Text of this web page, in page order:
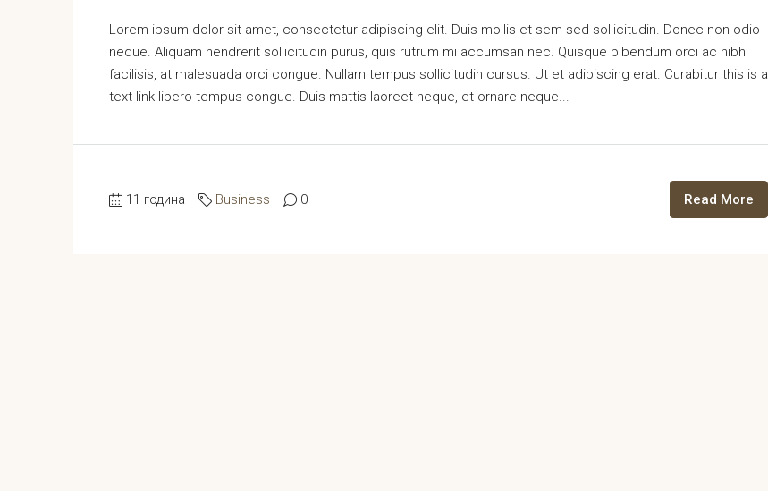
Lorem ipsum dolor sit amet, consectetur adipiscing elit. Duis mollis et sem sed sollicitudin. Donec non odio
neque. Aliquam hendrerit sollicitudin purus, quis rutrum mi accumsan nec. Quisque bibendum orci ac nibh
facilisis, at malesuada orci congue. Nullam tempus sollicitudin cursus. Ut et adipiscing erat. Curabitur this is a
text link libero tempus congue. Duis mattis laoreet neque, et ornare neque...
11 година Business 0 Read More